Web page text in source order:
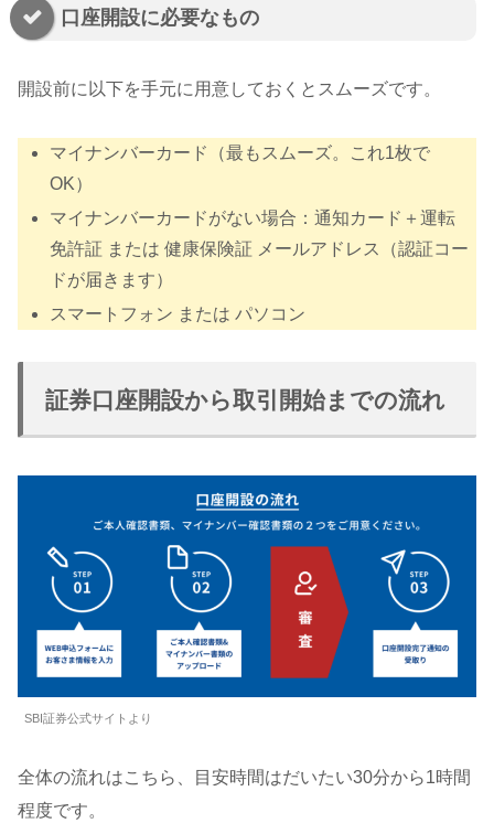
口座開設に必要なもの
開設前に以下を手元に用意しておくとスムーズです。
マイナンバーカード（最もスムーズ。これ1枚で
OK）
マイナンバーカードがない場合：通知カード＋運転
免許証 または 健康保険証 メールアドレス（認証コー
ドが届きます）
スマートフォン または パソコン
証券口座開設から取引開始までの流れ
SBI証券公式サイトより
全体の流れはこちら、目安時間はだいたい30分から1時間
程度です。